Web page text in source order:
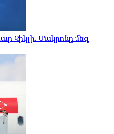
Չիկլի. Մակրոնը մեզ